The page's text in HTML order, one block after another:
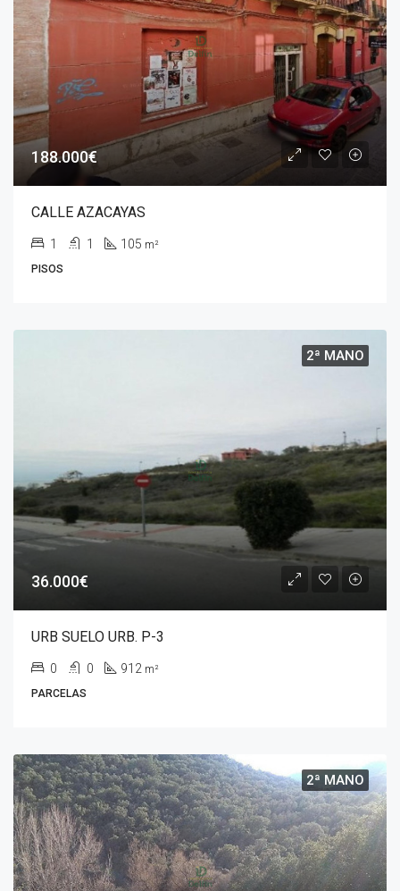
188.000€
CALLE AZACAYAS
1 1 105 m²
PISOS
2ª MANO
36.000€
URB SUELO URB. P-3
0 0 912 m²
PARCELAS
2ª MANO